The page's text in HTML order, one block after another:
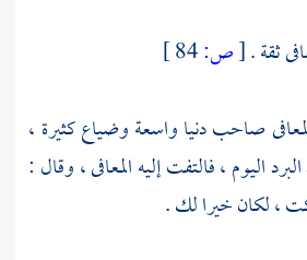
ثقة .[ص:
صاحب دنيا واسعة وضياع كثيرة ،
اليوم ، فالتفت إليهالمعافى، وقال :
، لكان خيرا لك .